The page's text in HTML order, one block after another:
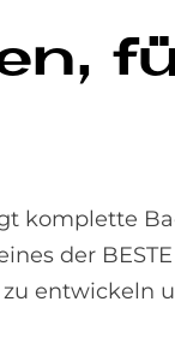
komplette
der
entwickeln